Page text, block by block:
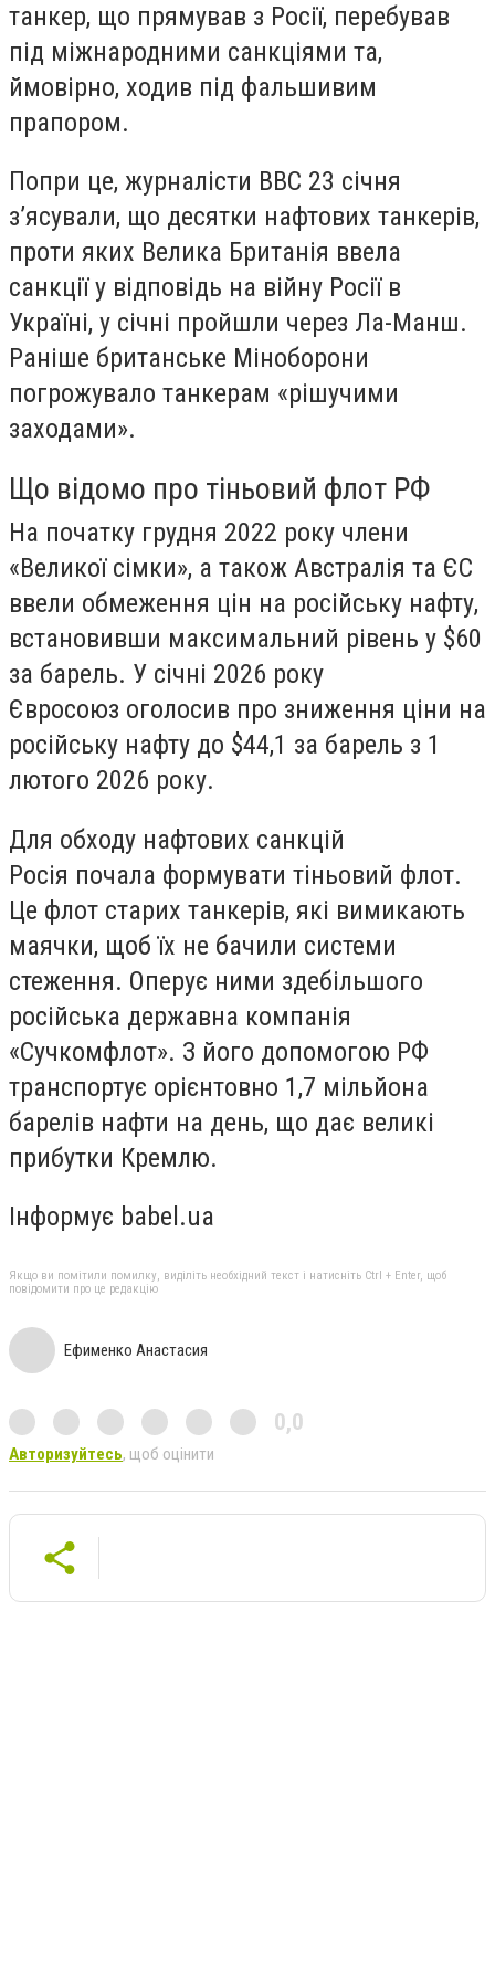
танкер, що прямував з Росії, перебував
під міжнародними санкціями та,
ймовірно, ходив під фальшивим
прапором.
Попри це, журналісти BBC 23 січня
зʼясували, що десятки нафтових танкерів,
проти яких Велика Британія ввела
санкції у відповідь на війну Росії в
Україні, у січні пройшли через Ла-Манш.
Раніше британське Міноборони
погрожувало танкерам «рішучими
заходами».
Що відомо про тіньовий флот РФ
На початку грудня 2022 року члени
«Великої сімки», а також Австралія та ЄС
ввели обмеження цін на російську нафту,
встановивши максимальний рівень у $60
за барель. У січні 2026 року
Євросоюз оголосив про зниження ціни на
російську нафту до $44,1 за барель з 1
лютого 2026 року.
Для обходу нафтових санкцій
Росія почала формувати тіньовий флот.
Це флот старих танкерів, які вимикають
маячки, щоб їх не бачили системи
стеження. Оперує ними здебільшого
російська державна компанія
«Сучкомфлот». З його допомогою РФ
транспортує орієнтовно 1,7 мільйона
барелів нафти на день, що дає великі
прибутки Кремлю.
Інформує babel.ua
Якщо ви помітили помилку, виділіть необхідний текст і натисніть Ctrl + Enter, щоб
повідомити про це редакцію
Ефименко Анастасия
0,0
Авторизуйтесь, щоб оцінити